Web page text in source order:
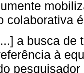
colaborativa
a busca de
à